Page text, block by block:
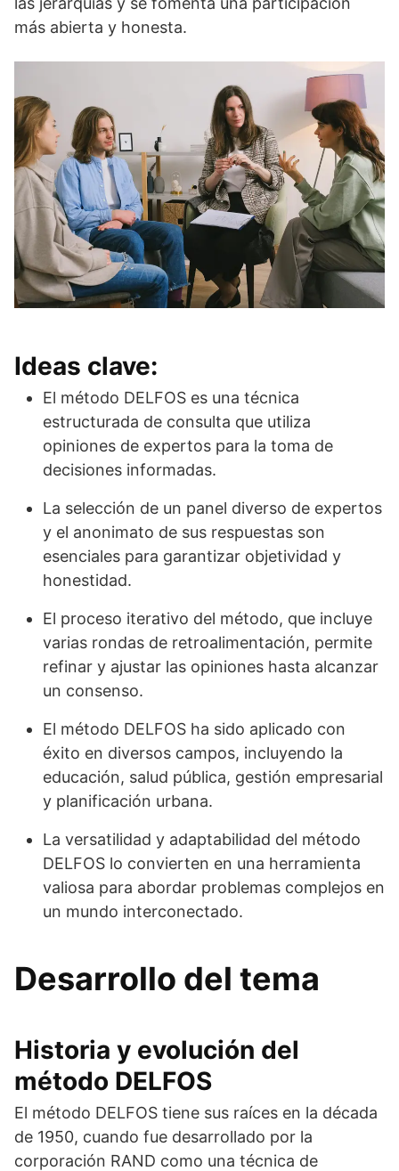
más abierta y honesta.
Ideas clave:
El método DELFOS es una técnica
estructurada de consulta que utiliza
opiniones de expertos para la toma de
decisiones informadas.
La selección de un panel diverso de expertos
y el anonimato de sus respuestas son
esenciales para garantizar objetividad y
honestidad.
El proceso iterativo del método, que incluye
varias rondas de retroalimentación, permite
refinar y ajustar las opiniones hasta alcanzar
un consenso.
El método DELFOS ha sido aplicado con
éxito en diversos campos, incluyendo la
educación, salud pública, gestión empresarial
y planificación urbana.
La versatilidad y adaptabilidad del método
DELFOS lo convierten en una herramienta
valiosa para abordar problemas complejos en
un mundo interconectado.
Desarrollo del tema
Historia y evolución del
método DELFOS
El método DELFOS tiene sus raíces en la década
de 1950, cuando fue desarrollado por la
corporación RAND como una técnica de